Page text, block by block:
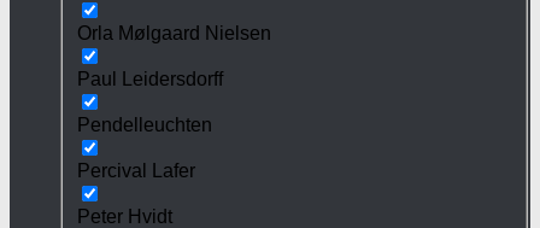
Orla Mølgaard Nielsen
Paul Leidersdorff
Pendelleuchten
Percival Lafer
Peter Hvidt